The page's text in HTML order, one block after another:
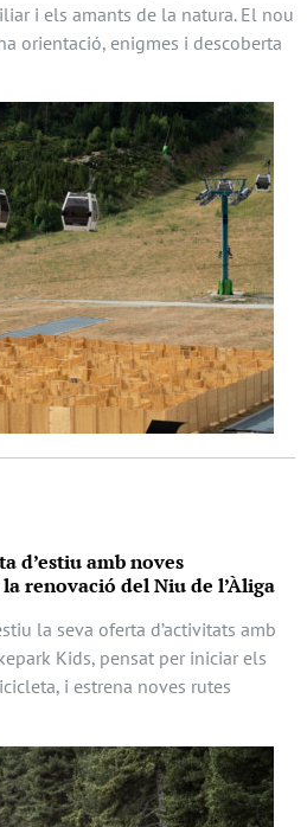
i els amants de la natura. El nou
orientació, enigmes i descoberta
d’estiu amb noves
renovació del Niu de l’Àliga
la seva oferta d’activitats amb
Kids, pensat per iniciar els
i estrena noves rutes